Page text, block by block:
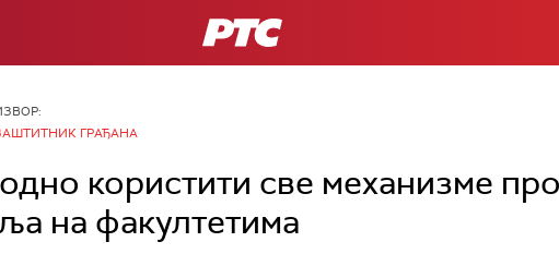
РТС
ГРАЂАНА
користити све механизме
на факултетима